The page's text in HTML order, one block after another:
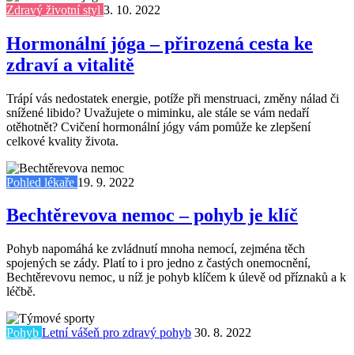
Zdravý životní styl 3. 10. 2022
Hormonální jóga – přirozená cesta ke
zdraví a vitalitě
Trápí vás nedostatek energie, potíže při menstruaci, změny nálad či
snížené libido? Uvažujete o miminku, ale stále se vám nedaří
otěhotnět? Cvičení hormonální jógy vám pomůže ke zlepšení
celkové kvality života.
Pohled lékaře 19. 9. 2022
Bechtěrevova nemoc – pohyb je klíč
Pohyb napomáhá ke zvládnutí mnoha nemocí, zejména těch
spojených se zády. Platí to i pro jedno z častých onemocnění,
Bechtěrevovu nemoc, u níž je pohyb klíčem k úlevě od příznaků a k
léčbě.
Pohyb Letní vášeň pro zdravý pohyb 30. 8. 2022